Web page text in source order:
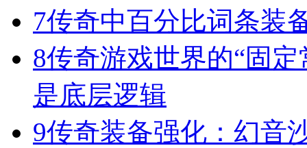
7传奇中百分比词条装
8传奇游戏世界的“固
是底层逻辑
9传奇装备强化：幻音